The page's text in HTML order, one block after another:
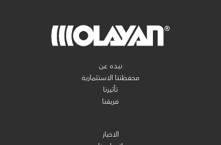
نبذه عن
محفظتنا الاستثمارية
تأثيرنا
فريقنا
الاخبار